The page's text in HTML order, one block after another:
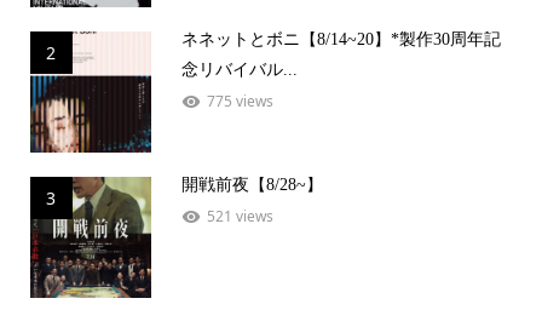
2
ネネットとボニ【8/14~20】*製作30周年記
念リバイバル...
775 views
3
開戦前夜【8/28~】
521 views